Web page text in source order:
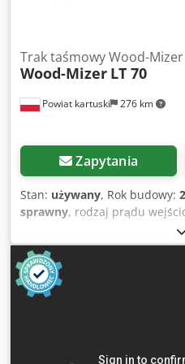
Powiat kartuski 276 km
Trak taśmowy Wood-Mizer
Wood-Mizer LT 70
Zapytania
Stan: używany, Rok budowy:
sprawny, rodzaj prądu
,
mm, napęd piły:15 000 W,
średnica koła:
, – rok
TECHNICZNE: – silnik: 15 kW
średnica kłody 95 cm –